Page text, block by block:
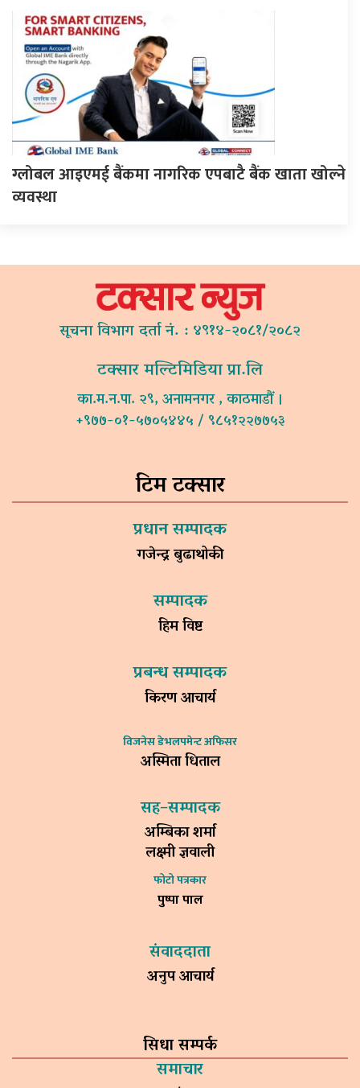
ग्लोबल आइएमई बैंकमा नागरिक एपबाटै बैंक खाता खोल्ने
व्यवस्था
सूचना विभाग दर्ता नं. : ४९१४-२०८१/२०८२
टक्सार मल्टिमिडिया प्रा.लि
का.म.न.पा. २९, अनामनगर , काठमाडौं ।
+९७७-०१-५७०५४४५ / ९८५१२२७७५३
टिम टक्सार
प्रधान सम्पादक
गजेन्द्र बुढाथोकी
सम्पादक
हिम विष्ट
प्रबन्ध सम्पादक
किरण आचार्य
विजनेस डेभलपमेन्ट अफिसर
अस्मिता धिताल
सह–सम्पादक
अम्बिका शर्मा
लक्ष्मी ज्ञवाली
फोटो पत्रकार
पुष्पा पाल
संवाददाता
अनुप आचार्य
सिधा सम्पर्क
समाचार